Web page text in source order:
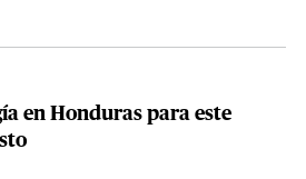
en Honduras para este